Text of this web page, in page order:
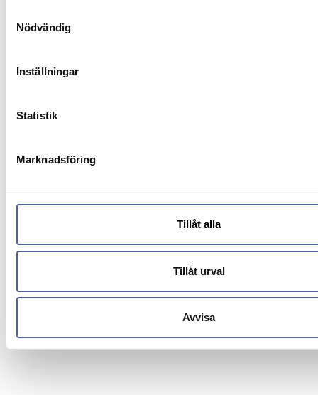
Nödvändig
Inställningar
Statistik
Marknadsföring
Tillåt alla
Tillåt urval
Avvisa
Hansen Protection – H23 Stöd- & Bråckbälte